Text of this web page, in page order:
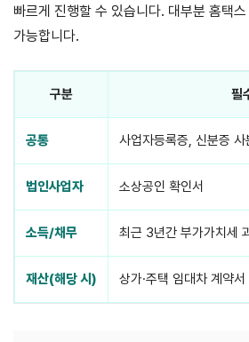
빠르게 진행할 수 있습니다. 대부분 홈택
가능합니다.
구분 필
공통 사업자등록증, 신분증 사
법인사업자 소상공인 확인서
소득/채무 최근 3년간 부가가치세
재산(해당 시) 상가·주택 임대차 계약